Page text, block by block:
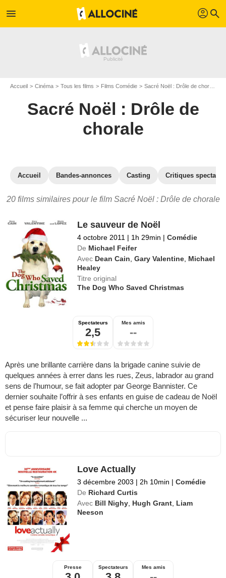
menu profil search
Accueil Cinéma Tous les films Films Comédie Sacré Noël : Drôle de chorale
Sacré Noël : Drôle de
chorale
Accueil Bandes-annonces Casting Critiques
20 films similaires pour le film Sacré Noël : Drôle de chorale
Le sauveur de Noël
4 octobre 2011 | 1h 29min | Comédie
De Michael Feifer
Avec Dean Cain ,Gary Valentine Michael
Healey
Titre original
The Dog Who Saved Christmas
Spectateurs
2,5
Mes amis
--
Après une brillante carrière dans la brigade canine suivie de
quelques années à errer dans les rues, Zeus, labrador au grand
sens de l’humour, se fait adopter par George Bannister. Ce
dernier souhaite l’offrir à ses enfants en guise de cadeau de Noël
et pense faire plaisir à sa femme qui cherche un moyen de
sécuriser leur nouvelle ...
Love Actually
3 décembre 2003 | 2h 10min | Comédie
De Richard Curtis
Avec Bill Nighy Hugh Grant Liam
Neeson
Presse Spectateurs Mes amis